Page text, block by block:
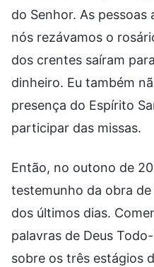
do Senhor. As
nós rezávamos o
dos crentes saíram
dinheiro. Eu também
presença do Espírito
participar das missas.
Então, no outono de
testemunho da obra
dos últimos dias.
palavras de Deus
sobre os três estágios